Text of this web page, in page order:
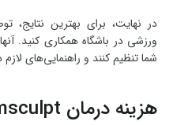
در نهایت، برای بهترین
ورزشی در باشگاه همکاری کنید.
شما تنظیم کنند و راهنمایی‌های
هزینه درمان Emsculpt چقدر است ؟